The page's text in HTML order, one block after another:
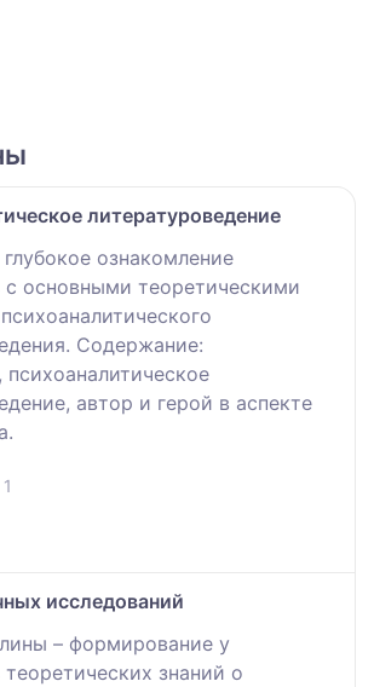
литературоведение
ознакомление
с основными теоретическими
Содержание:
психоаналитическое
автор и герой в аспекте
исследований
– формирование у
знаний о